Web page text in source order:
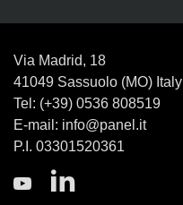
Via Madrid, 18
41049 Sassuolo (MO) Italy
Tel: (+39) 0536 808519
E-mail: info@panel.it
P.I. 03301520361